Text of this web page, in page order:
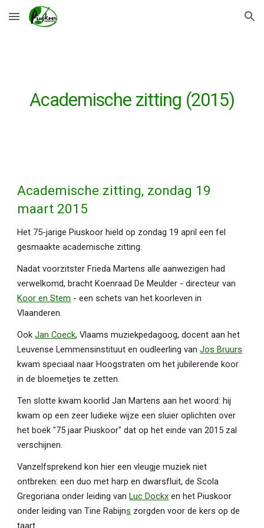
Skip to main content Skip to navigation
Academische zitting (2015)
Academische zitting, zondag 19
maart 2015
Het 75-jarige Piuskoor hield op zondag 19 april een fel
gesmaakte academische zitting.
Nadat voorzitster Frieda Martens alle aanwezigen had
verwelkomd, bracht Koenraad De Meulder - directeur van
Koor en Stem - een schets van het koorleven in
Vlaanderen.
OokJan Coeck, Vlaams muziekpedagoog, docent aan het
Leuvense Lemmensinstituut en oudleerling vanJos Bruurs
kwam speciaal naar Hoogstraten om het jubilerende koor
in de bloemetjes te zetten.
Ten slotte kwam koorlid Jan Martens aan het woord: hij
kwam op een zeer ludieke wijze een sluier oplichten over
het boek "75 jaar Piuskoor" dat op het einde van 2015 zal
verschijnen.
Vanzelfsprekend kon hier een vleugje muziek niet
ontbreken: een duo met harp en dwarsfluit, de Scola
Gregoriana onder leiding vanLuc Dockx en het Piuskoor
onder leiding van Tine Rabijns zorgden voor de kers op de
taart.